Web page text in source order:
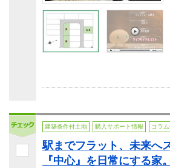
建築条件付土地 購入サポート情報 コラム
駅までフラット、未来へ
『中心』を日常にする家。